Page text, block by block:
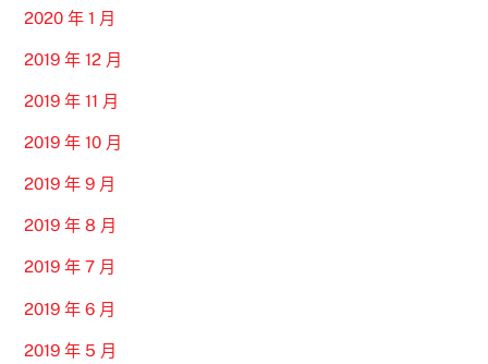
2020 年 1 月
2019 年 12 月
2019 年 11 月
2019 年 10 月
2019 年 9 月
2019 年 8 月
2019 年 7 月
2019 年 6 月
2019 年 5 月